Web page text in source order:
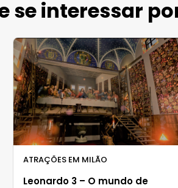
se interessar
ATRAÇÕES EM MILÃO
Leonardo 3 – O mundo de